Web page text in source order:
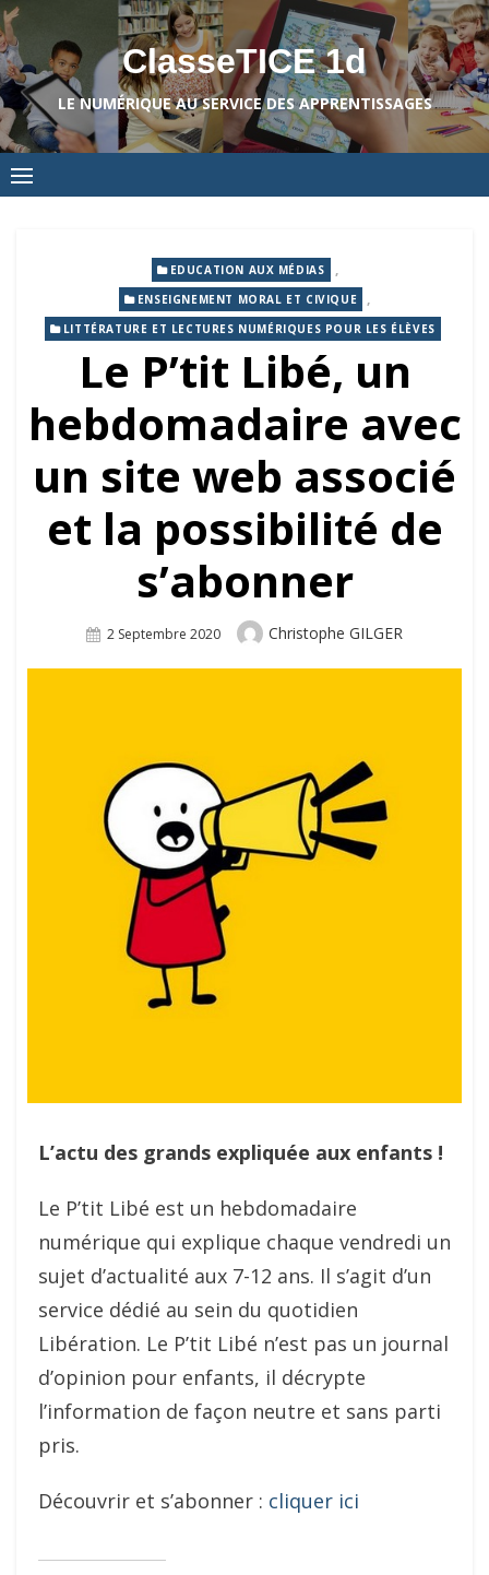
Skip
to
content
ClasseTICE 1d
LE NUMÉRIQUE AU SERVICE DES APPRENTISSAGES
EDUCATION AUX MÉDIAS ,
ENSEIGNEMENT MORAL ET CIVIQUE ,
LITTÉRATURE ET LECTURES NUMÉRIQUES POUR LES ÉLÈVES
Le P’tit Libé, un
hebdomadaire avec
un site web associé
et la possibilité de
s’abonner
Posted
2 Septembre 2020 Author
Christophe GILGER
L’actu des grands expliquée aux enfants !
Le P’tit Libé est un hebdomadaire
numérique qui explique chaque vendredi un
sujet d’actualité aux 7-12 ans. Il s’agit d’un
service dédié au sein du quotidien
Libération. Le P’tit Libé n’est pas un journal
d’opinion pour enfants, il décrypte
l’information de façon neutre et sans parti
pris.
Découvrir et s’abonner : cliquer ici